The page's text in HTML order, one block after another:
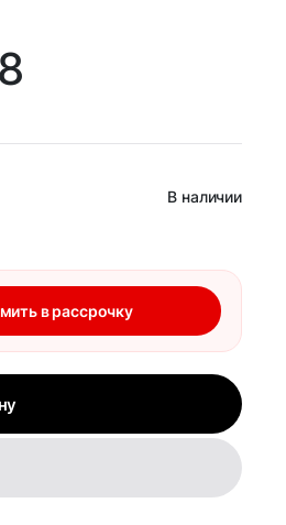
В наличии
в рассрочку